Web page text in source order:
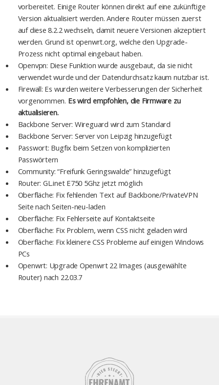
vorbereitet. Einige Router können direkt auf eine zukünftige
Version aktualisiert werden. Andere Router müssen zuerst
auf diese 8.2.2 wechseln, damit neuere Versionen akzeptiert
werden. Grund ist openwrt.org, welche den Upgrade-
Prozess nicht optimal eingebaut haben.
Openvpn: Diese Funktion wurde ausgebaut, da sie nicht
verwendet wurde und der Datendurchsatz kaum nutzbar ist.
Firewall: Es wurden weitere Verbesserungen der Sicherheit
vorgenommen. Es wird empfohlen, die Firmware zu
aktualisieren.
Backbone Server: Wireguard wird zum Standard
Backbone Server: Server von Leipzig hinzugefügt
Passwort: Bugfix beim Setzen von komplizierten
Passwörtern
Community: “Freifunk Geringswalde” hinzugefügt
Router: GL.inet E750 5Ghz jetzt möglich
Oberfläche: Fix fehlenden Text auf Backbone/PrivateVPN
Seite nach Seiten-neu-laden
Oberfläche: Fix Fehlerseite auf Kontaktseite
Oberfläche: Fix Problem, wenn CSS nicht geladen wird
Oberfläche: Fix kleinere CSS Probleme auf einigen Windows
PCs
Openwrt: Upgrade Openwrt 22 Images (ausgewählte
Router) nach 22.03.7